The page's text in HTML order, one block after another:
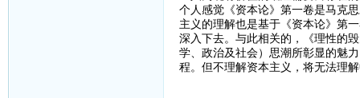
个人感觉《资本论》第一卷是马克
主义的理解也是基于《资本论》第
深入下去。与此相关的，《理性的
学、政治及社会）思潮所彰显的魅
程。但不理解资本主义，将无法理